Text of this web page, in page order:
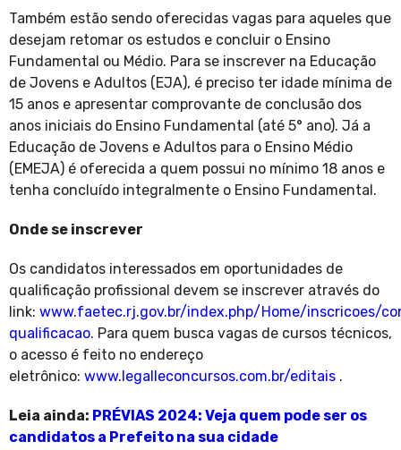
Também estão sendo oferecidas vagas para aqueles que
desejam retomar os estudos e concluir o Ensino
Fundamental ou Médio. Para se inscrever na Educação
de Jovens e Adultos (EJA), é preciso ter idade mínima de
15 anos e apresentar comprovante de conclusão dos
anos iniciais do Ensino Fundamental (até 5° ano). Já a
Educação de Jovens e Adultos para o Ensino Médio
(EMEJA) é oferecida a quem possui no mínimo 18 anos e
tenha concluído integralmente o Ensino Fundamental.
Onde se inscrever
Os candidatos interessados em oportunidades de
qualificação profissional devem se inscrever através do
link: www.faetec.rj.gov.br/index.php/Home/inscricoes/
qualificacao. Para quem busca vagas de cursos técnicos,
o acesso é feito no endereço
eletrônico: www.legalleconcursos.com.br/editais .
Leia ainda: PRÉVIAS 2024: Veja quem pode ser os
candidatos a Prefeito na sua cidade